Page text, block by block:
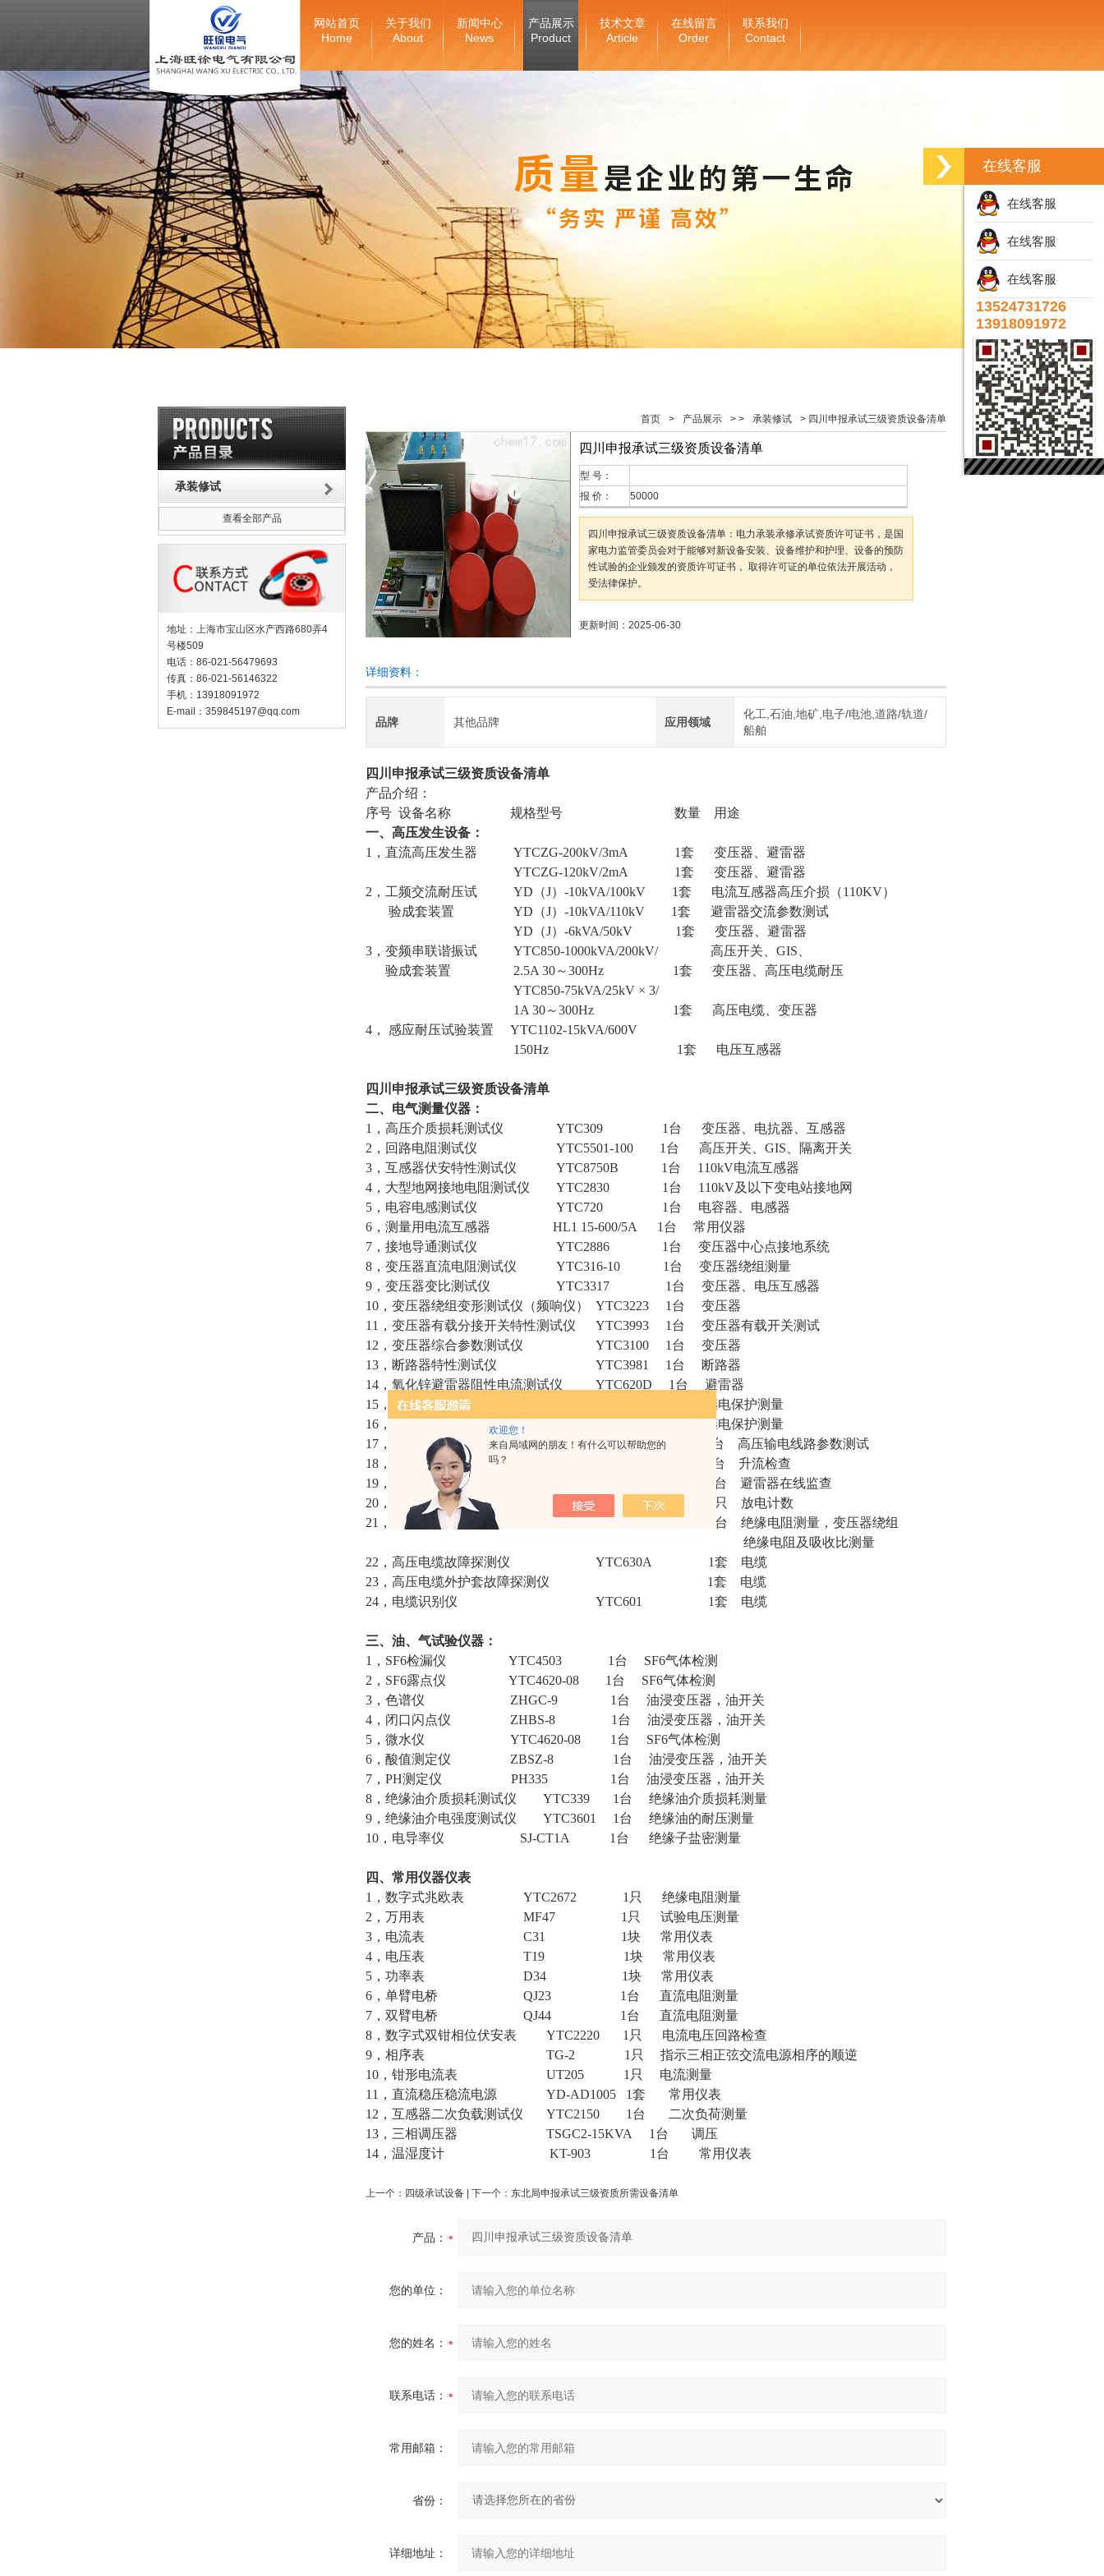
欢迎您！
来自局域网的朋友！有什么可以帮助您的
吗？
网站首页
Home
关于我们
About
新闻中心
News
产品展示
Product
技术文章
Article
在线留言
Order
联系我们
Contact
承装修试
查看全部产品
地址：上海市宝山区水产西路680弄4
号楼509
电话：86-021-56479693
传真：86-021-56146322
手机：13918091972
E-mail： 359845197@qq.com
首页 > 产品展示 > > 承装修试 > 四川申报承试三级资质设备清单
四川申报承试三级资质设备清单
型 号：
报 价：
50000
四川申报承试三级资质设备清单：电力承装承修承试资质许可证书，是国
家电力监管委员会对于能够对新设备安装、设备维护和护理、设备的预防
性试验的企业颁发的资质许可证书， 取得许可证的单位依法开展活动，
受法律保护。
更新时间：2025-06-30
详细资料：
品牌 其他品牌 应用领域
化工,石油,地矿,电子/电池,道路/轨道/
船舶
四川申报承试三级资质设备清单
产品介绍：
序号 设备名称 规格型号 数量 用途
一、高压发生设备：
1，直流高压发生器 YTCZG-200kV/3mA 1套 变压器、避雷器
YTCZG-120kV/2mA 1套 变压器、避雷器
2，工频交流耐压试 YD（J）-10kVA/100kV 1套 电流互感器高压介损（110KV）
验成套装置 YD（J）-10kVA/110kV 1套 避雷器交流参数测试
YD（J）-6kVA/50kV 1套 变压器、避雷器
3，变频串联谐振试 YTC850-1000kVA/200kV/ 高压开关、GIS、
验成套装置 2.5A 30～300Hz 1套 变压器、高压电缆耐压
YTC850-75kVA/25kV × 3/
1A 30～300Hz 1套 高压电缆、变压器
4， 感应耐压试验装置 YTC1102-15kVA/600V
150Hz 1套 电压互感器
四川申报承试三级资质设备清单
二、电气测量仪器：
1，高压介质损耗测试仪 YTC309 1台 变压器、电抗器、互感器
2，回路电阻测试仪 YTC5501-100 1台 高压开关、GIS、隔离开关
3，互感器伏安特性测试仪 YTC8750B 1台 110kV电流互感器
4，大型地网接地电阻测试仪 YTC2830 1台 110kV及以下变电站接地网
5，电容电感测试仪 YTC720 1台 电容器、电感器
6，测量用电流互感器 HL1 15-600/5A 1台 常用仪器
7，接地导通测试仪 YTC2886 1台 变压器中心点接地系统
8，变压器直流电阻测试仪 YTC316-10 1台 变压器绕组测量
9，变压器变比测试仪 YTC3317 1台 变压器、电压互感器
10，变压器绕组变形测试仪（频响仪） YTC3223 1台 变压器
11，变压器有载分接开关特性测试仪 YTC3993 1台 变压器有载开关测试
12，变压器综合参数测试仪 YTC3100 1台 变压器
13，断路器特性测试仪 YTC3981 1台 断路器
14，氧化锌避雷器阻性电流测试仪 YTC620D 1台 避雷器
15，三相微机继电保护测试仪 YTC702 1台 继电保护测量
16，单相继电保护测试仪 YTC401 1台 继电保护测量
17，输电线路参数测试仪 YTC6450 1台 高压输电线路参数测试
18，大电流发生器 YTCDG-2000A 1台 升流检查
19，在线电流监测电流表校验仪 1台 避雷器在线监查
20，雷击计数器动作测试仪 YTC605 1只 放电计数
21，绝缘电阻测试仪 YTC2010 2台 绝缘电阻测量，变压器绕组
绝缘电阻及吸收比测量
22，高压电缆故障探测仪 YTC630A 1套 电缆
23，高压电缆外护套故障探测仪 1套 电缆
24，电缆识别仪 YTC601 1套 电缆
三、油、气试验仪器：
1，SF6检漏仪 YTC4503 1台 SF6气体检测
2，SF6露点仪 YTC4620-08 1台 SF6气体检测
3，色谱仪 ZHGC-9 1台 油浸变压器，油开关
4，闭口闪点仪 ZHBS-8 1台 油浸变压器，油开关
5，微水仪 YTC4620-08 1台 SF6气体检测
6，酸值测定仪 ZBSZ-8 1台 油浸变压器，油开关
7，PH测定仪 PH335 1台 油浸变压器，油开关
8，绝缘油介质损耗测试仪 YTC339 1台 绝缘油介质损耗测量
9，绝缘油介电强度测试仪 YTC3601 1台 绝缘油的耐压测量
10，电导率仪 SJ-CT1A 1台 绝缘子盐密测量
四、常用仪器仪表
1，数字式兆欧表 YTC2672 1只 绝缘电阻测量
2，万用表 MF47 1只 试验电压测量
3，电流表 C31 1块 常用仪表
4，电压表 T19 1块 常用仪表
5，功率表 D34 1块 常用仪表
6，单臂电桥 QJ23 1台 直流电阻测量
7，双臂电桥 QJ44 1台 直流电阻测量
8，数字式双钳相位伏安表 YTC2220 1只 电流电压回路检查
9，相序表 TG-2 1只 指示三相正弦交流电源相序的顺逆
10，钳形电流表 UT205 1只 电流测量
11，直流稳压稳流电源 YD-AD1005 1套 常用仪表
12，互感器二次负载测试仪 YTC2150 1台 二次负荷测量
13，三相调压器 TSGC2-15KVA 1台 调压
14，温湿度计 KT-903 1台 常用仪表
上一个： 四级承试设备 | 下一个： 东北局申报承试三级资质所需设备清单
产品：
您的单位：
您的姓名：
联系电话：
常用邮箱：
省份：
详细地址：
在线客服
在线客服
在线客服
在线客服
13524731726
13918091972